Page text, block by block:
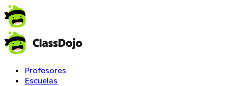
Profesores
Escuelas